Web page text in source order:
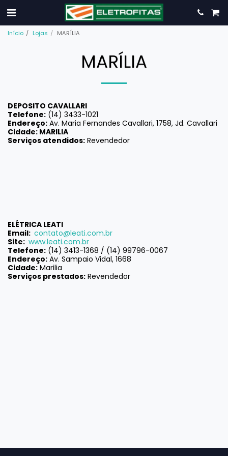
Início Lojas MARÍLIA
MARÍLIA
DEPOSITO CAVALLARI
Telefone: (14) 3433-1021
Endereço: Av. Maria Fernandes Cavallari, 1758, Jd. Cavallari
Cidade: MARILIA
Serviços atendidos: Revendedor
ELÉTRICA LEATI
Email: contato@leati.com.br
Site: www.leati.com.br
Telefone: (14) 3413-1368 / (14) 99796-0067
Endereço: Av. Sampaio Vidal, 1668
Cidade: Marilia
Serviços prestados: Revendedor